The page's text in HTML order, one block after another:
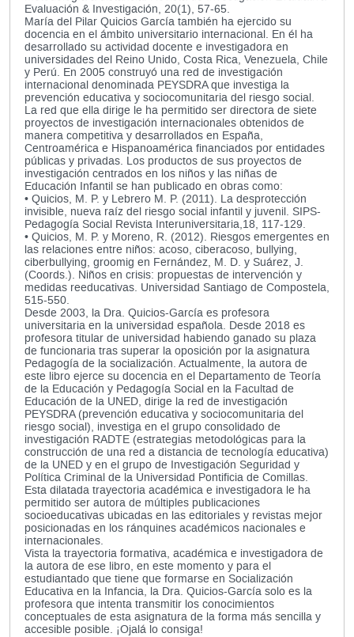
Evaluación & Investigación, 20(1), 57-65.
María del Pilar Quicios García también ha ejercido su
docencia en el ámbito universitario internacional. En él ha
desarrollado su actividad docente e investigadora en
universidades del Reino Unido, Costa Rica, Venezuela, Chile
y Perú. En 2005 construyó una red de investigación
internacional denominada PEYSDRA que investiga la
prevención educativa y sociocomunitaria del riesgo social.
La red que ella dirige le ha permitido ser directora de siete
proyectos de investigación internacionales obtenidos de
manera competitiva y desarrollados en España,
Centroamérica e Hispanoamérica financiados por entidades
públicas y privadas. Los productos de sus proyectos de
investigación centrados en los niños y las niñas de
Educación Infantil se han publicado en obras como:
• Quicios, M. P. y Lebrero M. P. (2011). La desprotección
invisible, nueva raíz del riesgo social infantil y juvenil. SIPS-
Pedagogía Social Revista Interuniversitaria,18, 117-129.
• Quicios, M. P. y Moreno, R. (2012). Riesgos emergentes en
las relaciones entre niños: acoso, ciberacoso, bullying,
ciberbullying, groomig en Fernández, M. D. y Suárez, J.
(Coords.). Niños en crisis: propuestas de intervención y
medidas reeducativas. Universidad Santiago de Compostela,
515-550.
Desde 2003, la Dra. Quicios-García es profesora
universitaria en la universidad española. Desde 2018 es
profesora titular de universidad habiendo ganado su plaza
de funcionaria tras superar la oposición por la asignatura
Pedagogía de la socialización. Actualmente, la autora de
este libro ejerce su docencia en el Departamento de Teoría
de la Educación y Pedagogía Social en la Facultad de
Educación de la UNED, dirige la red de investigación
PEYSDRA (prevención educativa y sociocomunitaria del
riesgo social), investiga en el grupo consolidado de
investigación RADTE (estrategias metodológicas para la
construcción de una red a distancia de tecnología educativa)
de la UNED y en el grupo de Investigación Seguridad y
Política Criminal de la Universidad Pontificia de Comillas.
Esta dilatada trayectoria académica e investigadora le ha
permitido ser autora de múltiples publicaciones
socioeducativas ubicadas en las editoriales y revistas mejor
posicionadas en los ránquines académicos nacionales e
internacionales.
Vista la trayectoria formativa, académica e investigadora de
la autora de ese libro, en este momento y para el
estudiantado que tiene que formarse en Socialización
Educativa en la Infancia, la Dra. Quicios-García solo es la
profesora que intenta transmitir los conocimientos
conceptuales de esta asignatura de la forma más sencilla y
accesible posible. ¡Ojalá lo consiga!